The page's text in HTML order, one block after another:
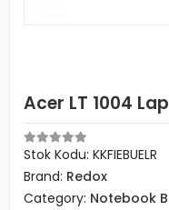
Acer LT 1004
Stok Kodu: KKFIEBUELR
Brand: Redox
Category: Notebook